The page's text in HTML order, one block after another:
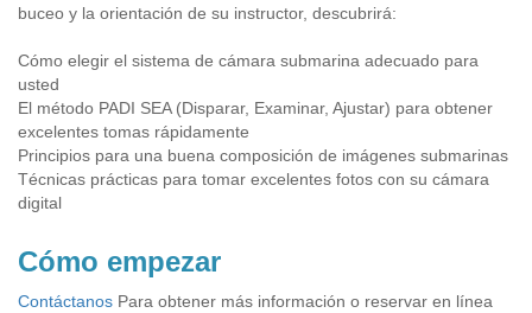
buceo y la orientación de su instructor, descubrirá:
Cómo elegir el sistema de cámara submarina adecuado para
usted
El método PADI SEA (Disparar, Examinar, Ajustar) para obtener
excelentes tomas rápidamente
Principios para una buena composición de imágenes submarinas
Técnicas prácticas para tomar excelentes fotos con su cámara
digital
Cómo empezar
Contáctanos Para obtener más información o reservar en línea